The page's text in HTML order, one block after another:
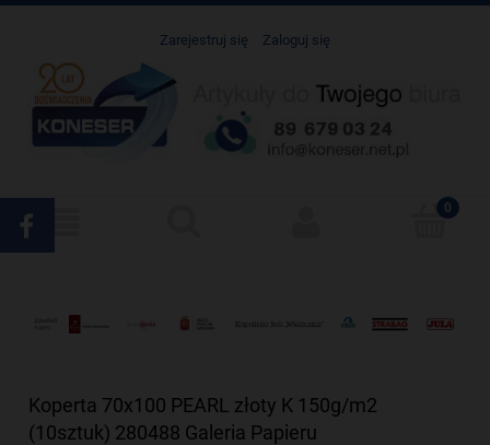
Zarejestruj się Zaloguj się
Koperta 70x100 PEARL złoty K 150g/m2
(10sztuk) 280488 Galeria Papieru